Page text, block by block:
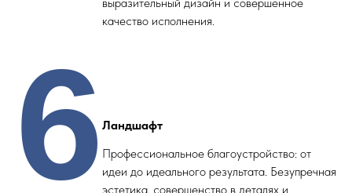
качество исполнения.
Ландшафт
Профессиональное благоустройство: от
идеи до идеального результата. Безупречная
эстетика, совершенство в деталях и
6